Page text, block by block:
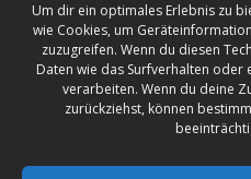
Um dir ein optimales Erlebnis zu
wie Cookies, um
zuzugreifen. Wenn du diesen
Daten wie das Surfverhalten oder
verarbeiten. Wenn du deine
zurückziehst, können
Mindestspende von 5€!
Flüchtlingshilfe Nienburg,
die sich für Geflüchtete im…
Weiterlesen